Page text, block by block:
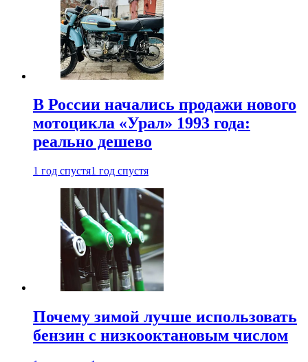
В России начались продажи нового
мотоцикла «Урал» 1993 года:
реально дешево
1 год спустя1 год спустя
Почему зимой лучше использовать
бензин с низкооктановым числом